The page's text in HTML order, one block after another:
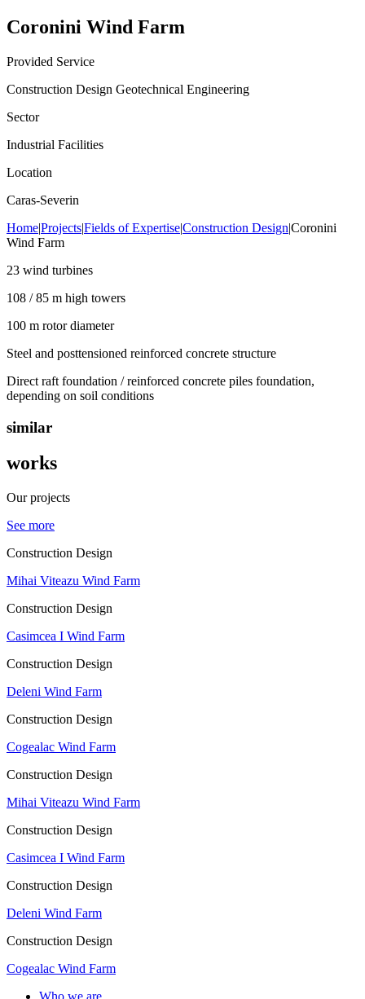
Coronini Wind Farm
Provided Service
Construction Design Geotechnical Engineering
Sector
Industrial Facilities
Location
Caras-Severin
Home|Projects|Fields of Expertise|Construction Design|Coronini
Wind Farm
23 wind turbines
108 / 85 m high towers
100 m rotor diameter
Steel and posttensioned reinforced concrete structure
Direct raft foundation / reinforced concrete piles foundation,
depending on soil conditions
similar
works
Our projects
See more
Construction Design
Mihai Viteazu Wind Farm
Construction Design
Casimcea I Wind Farm
Construction Design
Deleni Wind Farm
Construction Design
Cogealac Wind Farm
Construction Design
Mihai Viteazu Wind Farm
Construction Design
Casimcea I Wind Farm
Construction Design
Deleni Wind Farm
Construction Design
Cogealac Wind Farm